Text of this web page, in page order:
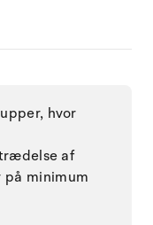
hvor
af
minimum